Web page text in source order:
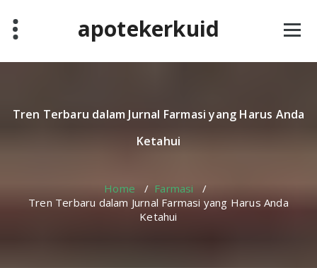
content
apotekerkuid
Tren Terbaru dalam Jurnal Farmasi yang Harus Anda
Ketahui
Home / Farmasi /
Tren Terbaru dalam Jurnal Farmasi yang Harus Anda
Ketahui